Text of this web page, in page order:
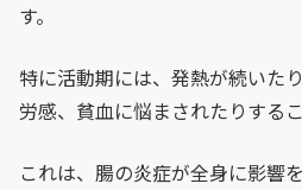
す。
特に活動期には、発熱が続いた
労感、貧血に悩まされたりする
これは、腸の炎症が全身に影響